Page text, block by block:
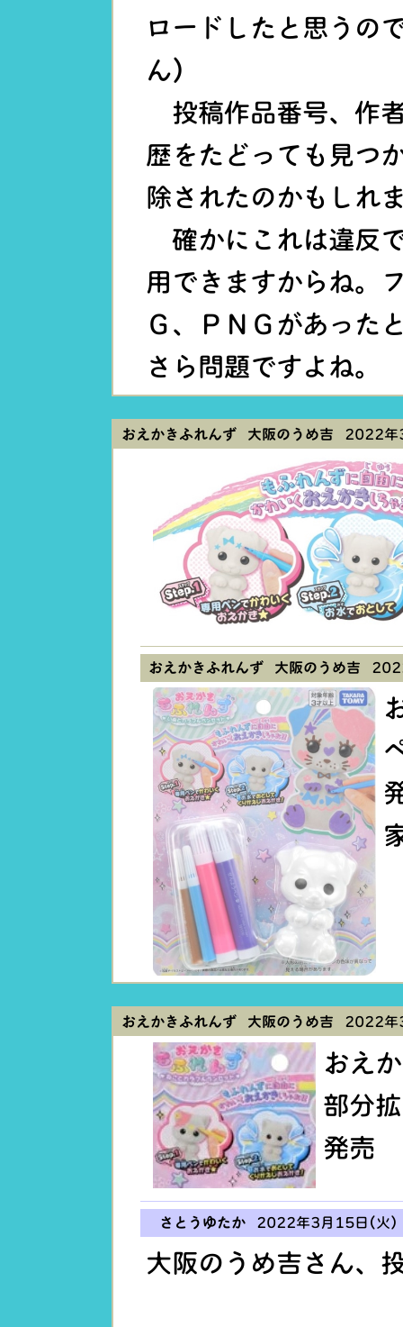
ロードしたと思うの
ん)
投稿作品番号、作
歴をたどっても見つ
除されたのかもしれ
確かにこれは違反
用できますからね。
Ｇ、ＰＮＧがあった
さら問題ですよね。
おえかきふれんず 大阪のうめ吉 2022年
おえかきふれんず 大阪のうめ吉
おえかきふれんず 大阪のうめ吉 2022年
おえ
部分
発売
さとうゆたか 2022年3月15日(火)
大阪のうめ吉さん、